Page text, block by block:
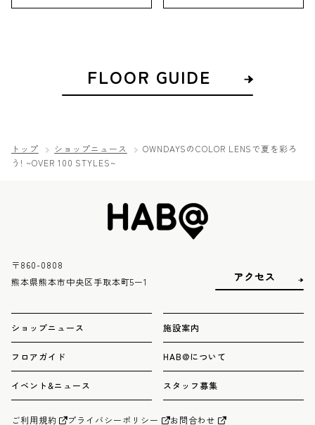
FLOOR GUIDE
トップ ショップニュース
OWNDAYSのCOLOR LENSで夏を彩ろ
う! ~OVER 100 STYLES~
〒860-0808
熊本県熊本市中央区手取本町5ー1
アクセス
ショップニュース
フロアガイド
イベント&ニュース
施設案内
HAB@について
スタッフ募集
ご利用規約 プライバシーポリシー お問合わせ